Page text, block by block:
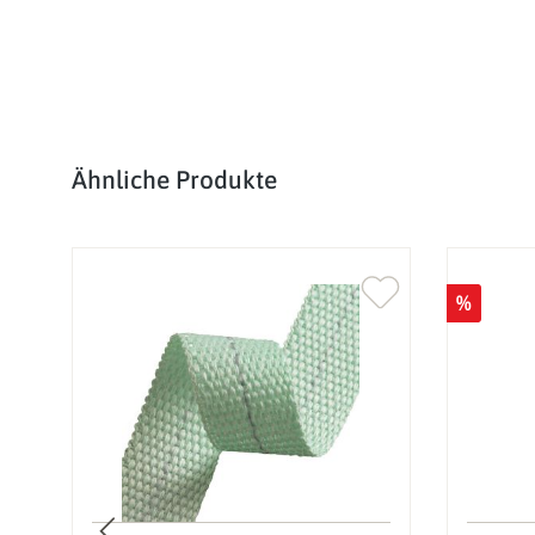
Produktgalerie überspringen
Ähnliche Produkte
%